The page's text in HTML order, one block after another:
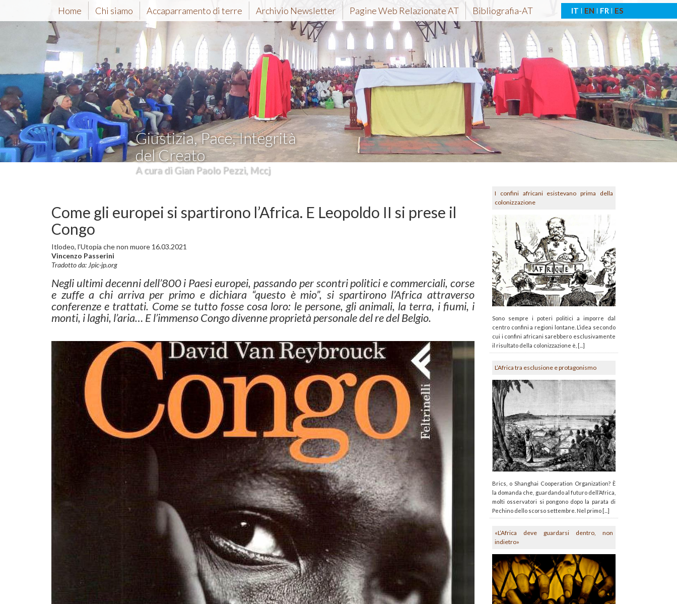
Home Chi siamo Accaparramento di terre Archivio Newsletter Pagine Web Relazionate AT Bibliografia-AT IT EN FR ES
Giustizia, Pace, Integrità
del Creato
A cura di Gian Paolo Pezzi, Mccj
Come gli europei si spartirono l’Africa. E Leopoldo II si prese il
Congo
Itlodeo, l’Utopia che non muore 16.03.2021
Vincenzo Passerini
Tradotto da: Jpic-jp.org
Negli ultimi decenni dell’800 i Paesi europei, passando per scontri politici e commerciali, corse
e zuffe a chi arriva per primo e dichiara “questo è mio”, si spartirono l’Africa attraverso
conferenze e trattati. Come se tutto fosse cosa loro: le persone, gli animali, la terra, i fiumi, i
monti, i laghi, l’aria… E l’immenso Congo divenne proprietà personale del re del Belgio.
I confini africani esistevano prima della
colonizzazione
Sono sempre i poteri politici a imporre dal
centro confini a regioni lontane. L’idea secondo
cui i confini africani sarebbero esclusivamente
il risultato della colonizzazione è, [...]
L’Africa tra esclusione e protagonismo
Brics, o Shanghai Cooperation Organization? È
la domanda che, guardando al futuro dell’Africa,
molti osservatori si pongono dopo la parata di
Pechino dello scorso settembre. Nel primo [...]
«L’Africa deve guardarsi dentro, non
indietro»